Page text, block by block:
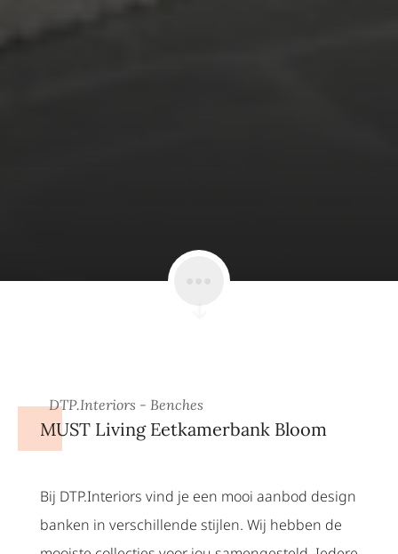
DTP.Interiors - Benches
MUST Living Eetkamerbank Bloom
Bij DTP.Interiors vind je een mooi aanbod design
banken in verschillende stijlen. Wij hebben de